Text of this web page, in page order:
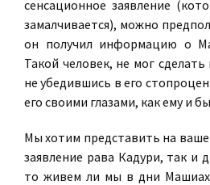
сенсационное заявление
замалчивается), можно
он получил информацию о
Такой человек, не мог сделать
не убедившись в его
его своими глазами, как ему и
Мы хотим представить на
заявление рава Кадури, так и
то живем ли мы в дни